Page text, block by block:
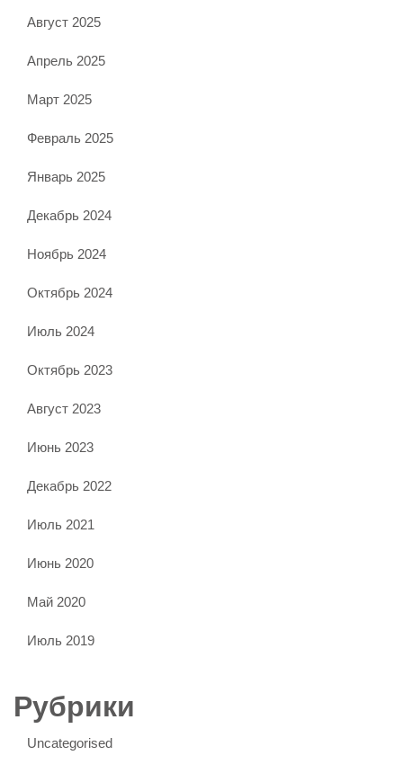
Август 2025
Апрель 2025
Март 2025
Февраль 2025
Январь 2025
Декабрь 2024
Ноябрь 2024
Октябрь 2024
Июль 2024
Октябрь 2023
Август 2023
Июнь 2023
Декабрь 2022
Июль 2021
Июнь 2020
Май 2020
Июль 2019
Рубрики
Uncategorised